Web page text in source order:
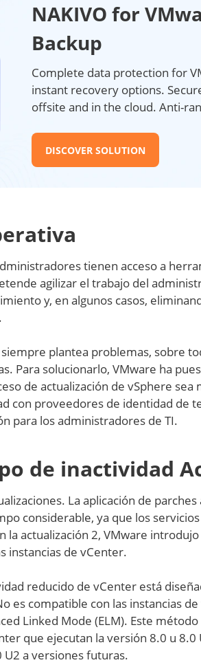
NAKIVO for
Backup
Complete data protection for
instant recovery options.
offsite and in the cloud. Anti-
DISCOVER SOLUTION
tienen acceso a
agilizar el trabajo del
y, en algunos casos,
plantea problemas, sobre
Para solucionarlo, VMware ha
de actualización de vSphere sea
con proveedores de identidad de
para los administradores de TI.
de inactividad
La aplicación de
considerable, ya que los
actualización 2, VMware introdujo
instancias de vCenter.
reducido de vCenter está
es compatible con las instancias
Linked Mode (ELM). Este
que ejecutan la versión 8.0 u
U2 a versiones futuras.